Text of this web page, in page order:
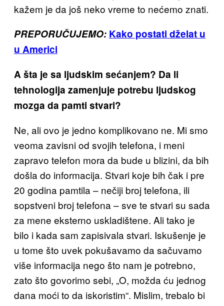
kažem je da još neko vreme to nećemo znati.
PREPORUČUJEMO: Kako postati dželat u
u Americi
A šta je sa ljudskim sećanjem? Da li
tehnologija zamenjuje potrebu ljudskog
mozga da pamti stvari?
Ne, ali ovo je jedno komplikovano ne. Mi smo
veoma zavisni od svojih telefona, i meni
zapravo telefon mora da bude u blizini, da bih
došla do informacija. Stvari koje bih čak i pre
20 godina pamtila – nečiji broj telefona, ili
sopstveni broj telefona – sve te stvari su sada
za mene eksterno uskladištene. Ali tako je
bilo i kada sam zapisivala stvari. Iskušenje je
u tome što uvek pokušavamo da sačuvamo
više informacija nego što nam je potrebno,
zato što govorimo sebi, „O, možda ću jednog
dana moći to da iskoristim“. Mislim, trebalo bi